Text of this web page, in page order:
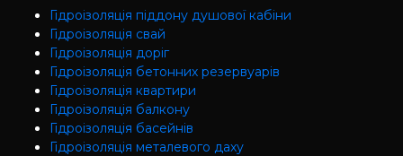
Гідроізоляція піддону душової кабіни
Гідроізоляція свай
Гідроізоляція доріг
Гідроізоляція бетонних резервуарів
Гідроізоляція квартири
Гідроізоляція балкону
Гідроізоляція басейнів
Гідроізоляція металевого даху